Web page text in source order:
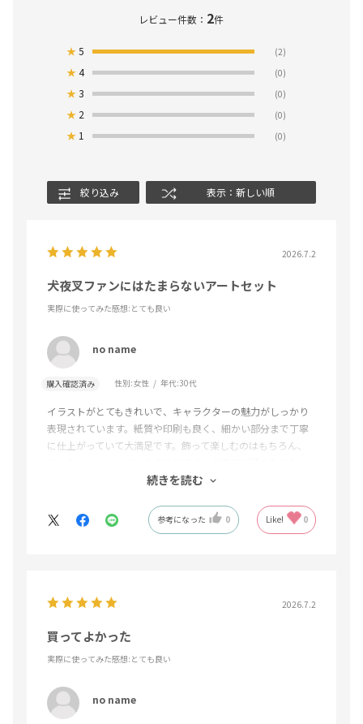
レビュー件数： 2件
★5 (2)
★4 (0)
★3 (0)
★ 2 (0)
★ 1 (0)
絞り込み 表示：新しい順
2026.7.2
犬夜叉ファンにはたまらないアートセット
実際に使ってみた感想:とても良い
no name
購入確認済み 性別:女性 年代:30代
イラストがとてもきれいで、キャラクターの魅力がしっかり
表現されています。紙質や印刷も良く、細かい部分まで丁寧
に仕上がっていて大満足です。飾って楽しむのはもちろん、
ぜひ手に取ってほしいアイテムです。
続きを読む
参考になった 0 Like! 0
2026.7.2
買ってよかった
実際に使ってみた感想:とても良い
no name